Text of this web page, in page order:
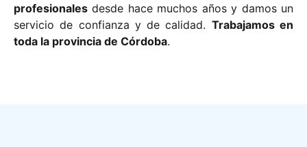
profesionales desde hace muchos años y damos un
servicio de confianza y de calidad. Trabajamos en
toda la provincia de Córdoba.